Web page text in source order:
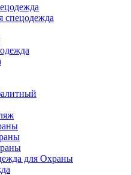
спецодежда
для Охраны